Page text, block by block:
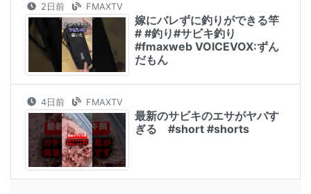
2日前 FMAXTV
嫁にバレずに釣りができる竿
# #釣り#サビキ釣り
#fmaxweb VOICEVOX:ずん
だもん
4日前 FMAXTV
最新のサビキのエサがヤバす
ぎる #short #shorts